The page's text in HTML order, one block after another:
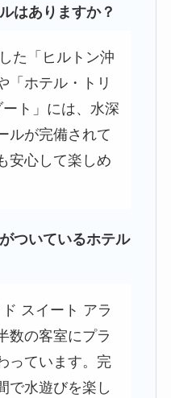
はありますか？
た「ヒルトン沖
「ホテル・トリ
ト」には、水深
ルが完備されて
安心して楽しめ
ついているホテル
スイート アラ
数の客室にプラ
っています。完
で水遊びを楽し